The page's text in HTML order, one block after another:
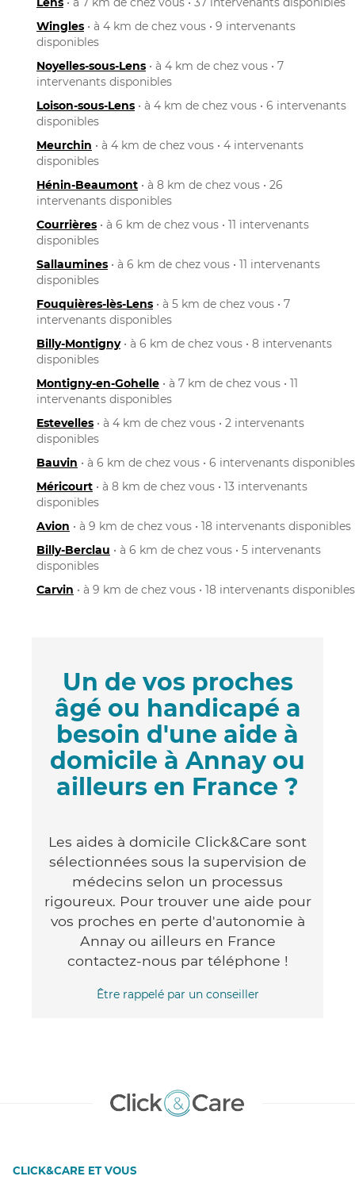
Wingles • à 4 km de chez vous • 9 intervenants
disponibles
Noyelles-sous-Lens • à 4 km de chez vous • 7
intervenants disponibles
Loison-sous-Lens • à 4 km de chez vous • 6 intervenants
disponibles
Meurchin • à 4 km de chez vous • 4 intervenants
disponibles
Hénin-Beaumont • à 8 km de chez vous • 26
intervenants disponibles
Courrières • à 6 km de chez vous • 11 intervenants
disponibles
Sallaumines • à 6 km de chez vous • 11 intervenants
disponibles
Fouquières-lès-Lens • à 5 km de chez vous • 7
intervenants disponibles
Billy-Montigny• à 6 km de chez vous • 8 intervenants
disponibles
Montigny-en-Gohelle • à 7 km de chez vous • 11
intervenants disponibles
Estevelles • à 4 km de chez vous • 2 intervenants
disponibles
Bauvin • à 6 km de chez vous • 6 intervenants disponibles
Méricourt • à 8 km de chez vous • 13 intervenants
disponibles
Avion • à 9 km de chez vous • 18 intervenants disponibles
Billy-Berclau • à 6 km de chez vous • 5 intervenants
disponibles
Carvin • à 9 km de chez vous • 18 intervenants disponibles
Un de vos proches
âgé ou handicapé a
besoin d'une aide à
domicile à Annay ou
ailleurs en France ?
Les aides à domicile Click&Care sont
sélectionnées sous la supervision de
médecins selon un processus
rigoureux. Pour trouver une aide pour
vos proches en perte d'autonomie à
Annay ou ailleurs en France
contactez-nous par téléphone !
Être rappelé par un conseiller
CLICK&CARE ET VOUS